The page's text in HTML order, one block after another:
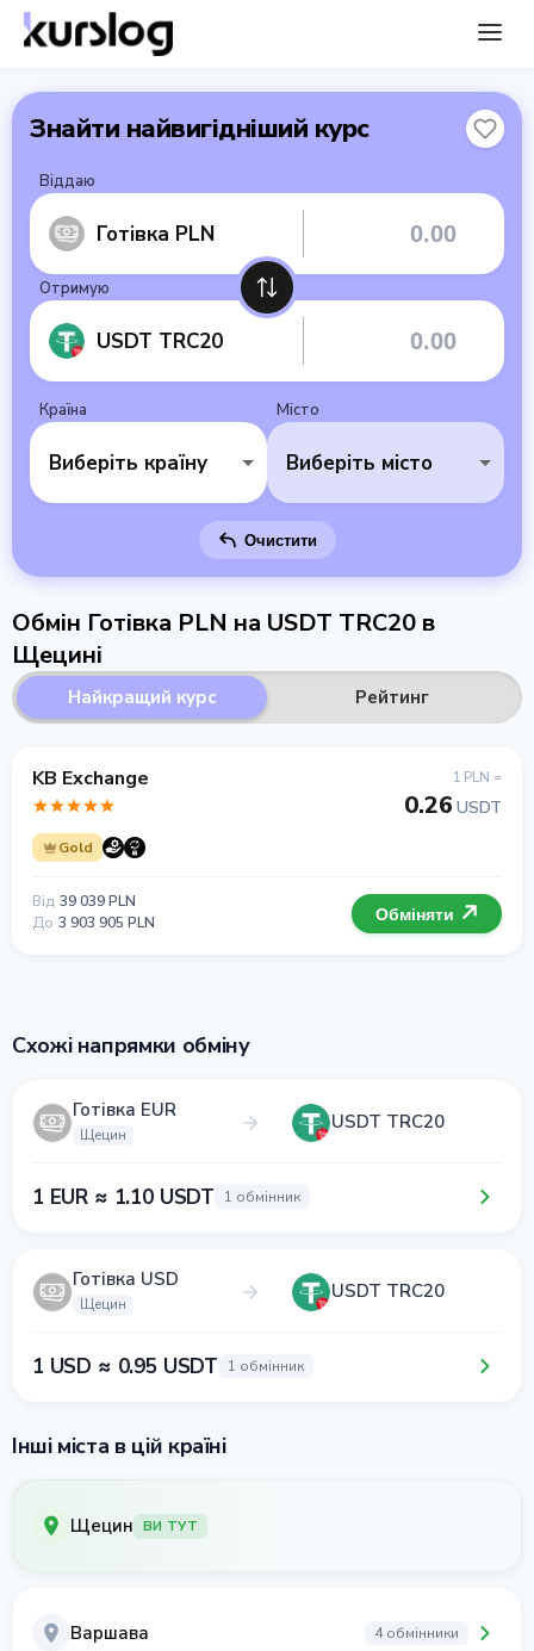
Знайти найвигідніший курс
Віддаю
Готівка PLN
Отримую
USDT TRC20
Країна
Виберіть країну
Місто
Виберіть місто
Очистити
Обмін Готівка PLN на USDT TRC20 в
Щецині
Найкращий курс Рейтинг
KB Exchange
Gold
1 PLN =
0.26 USDT
Від 39 039 PLN
До 3 903 905 PLN Обміняти
Схожі напрямки обміну
Готівка EUR
Щецин
USDT TRC20
1 EUR ≈ 1.10 USDT 1 обмінник
Готівка USD
Щецин
USDT TRC20
1 USD ≈ 0.95 USDT 1 обмінник
Інші міста в цій країні
Щецин ВИ ТУТ
Варшава 4 обмінники